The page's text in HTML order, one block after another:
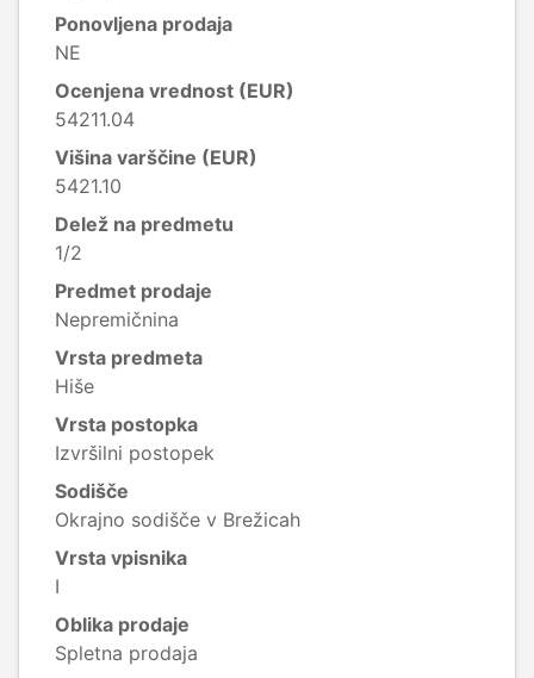
Ponovljena prodaja
NE
Ocenjena vrednost (EUR)
54211.04
Višina varščine (EUR)
5421.10
Delež na predmetu
1/2
Predmet prodaje
Nepremičnina
Vrsta predmeta
Hiše
Vrsta postopka
Izvršilni postopek
Sodišče
Okrajno sodišče v Brežicah
Vrsta vpisnika
I
Oblika prodaje
Spletna prodaja